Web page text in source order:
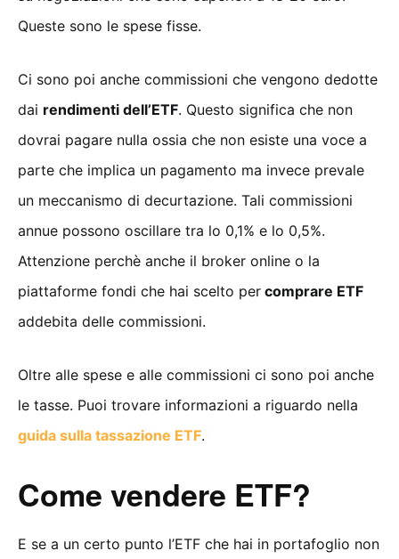
Queste sono le spese fisse.
Ci sono poi anche commissioni che vengono dedotte
dai rendimenti dell’ETF. Questo significa che non
dovrai pagare nulla ossia che non esiste una voce a
parte che implica un pagamento ma invece prevale
un meccanismo di decurtazione. Tali commissioni
annue possono oscillare tra lo 0,1% e lo 0,5%.
Attenzione perchè anche il broker online o la
piattaforme fondi che hai scelto per comprare ETF
addebita delle commissioni.
Oltre alle spese e alle commissioni ci sono poi anche
le tasse. Puoi trovare informazioni a riguardo nella
guida sulla tassazione ETF.
Come vendere ETF?
E se a un certo punto l’ETF che hai in portafoglio non